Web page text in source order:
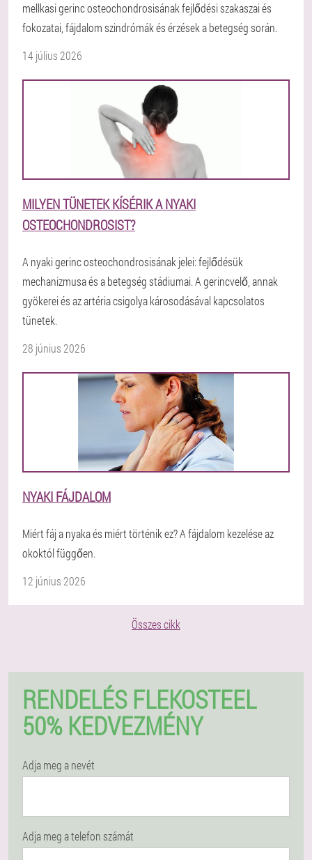
mellkasi gerinc osteochondrosisának fejlődési szakaszai és
fokozatai, fájdalom szindrómák és érzések a betegség során.
14 július 2026
MILYEN TÜNETEK KÍSÉRIK A NYAKI
OSTEOCHONDROSIST?
A nyaki gerinc osteochondrosisának jelei: fejlődésük
mechanizmusa és a betegség stádiumai. A gerincvelő, annak
gyökerei és az artéria csigolya károsodásával kapcsolatos
tünetek.
28 június 2026
NYAKI FÁJDALOM
Miért fáj a nyaka és miért történik ez? A fájdalom kezelése az
okoktól függően.
12 június 2026
Összes cikk
RENDELÉS FLEKOSTEEL
50% KEDVEZMÉNY
Adja meg a nevét
Adja meg a telefon számát